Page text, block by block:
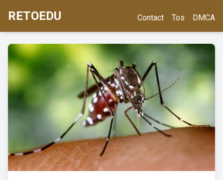
RETOEDU Contact Tos DMCA